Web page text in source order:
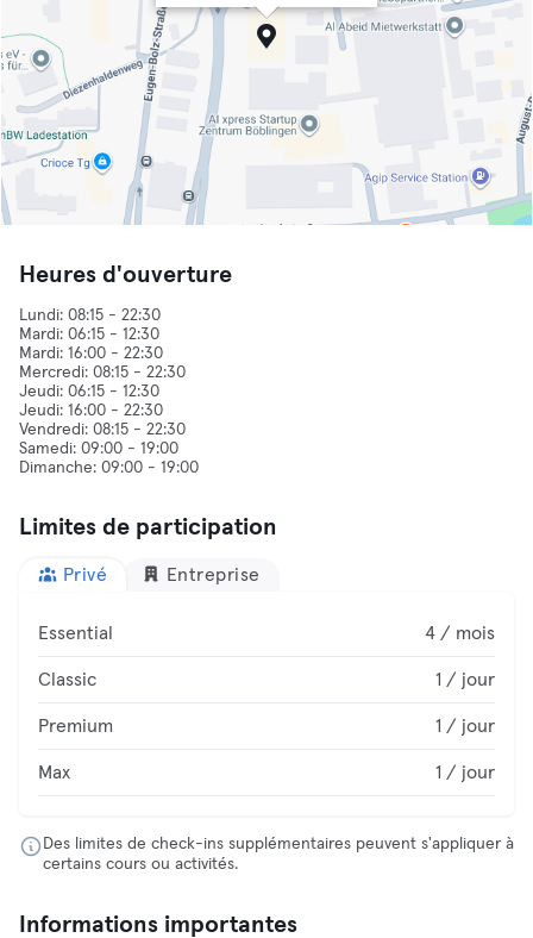
Heures d'ouverture
Lundi: 08:15 - 22:30
Mardi: 06:15 - 12:30
Mardi: 16:00 - 22:30
Mercredi: 08:15 - 22:30
Jeudi: 06:15 - 12:30
Jeudi: 16:00 - 22:30
Vendredi: 08:15 - 22:30
Samedi: 09:00 - 19:00
Limites de participation
Privé Entreprise
Essential 4 / mois
Classic 1 / jour
Premium 1 / jour
Max 1 / jour
Des limites de check-ins supplémentaires peuvent s'appliquer à
certains cours ou activités.
Informations importantes